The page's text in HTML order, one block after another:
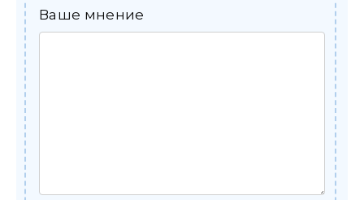
Ваше мнение